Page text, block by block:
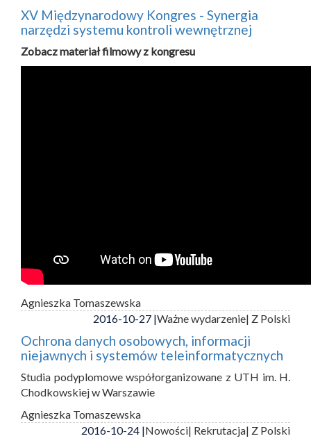
XV Międzynarodowy Kongres - Synergia
narzędzi systemu kontroli wewnętrznej
Zobacz materiał filmowy z kongresu
Agnieszka Tomaszewska
2016-10-27 |Ważne wydarzenie| Z Polski
Ochrona danych osobowych, informacji
niejawnych i systemów teleinformatycznych
Studia podyplomowe współorganizowane z UTH im. H.
Chodkowskiej w Warszawie
Agnieszka Tomaszewska
2016-10-24 |Nowości| Rekrutacja| Z Polski